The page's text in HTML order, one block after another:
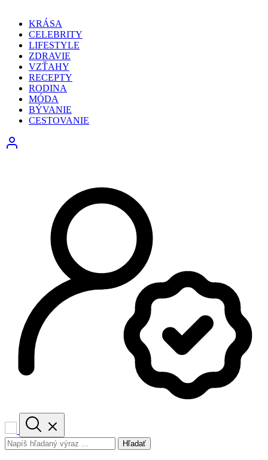
KRÁSA
CELEBRITY
LIFESTYLE
ZDRAVIE
VZŤAHY
RECEPTY
RODINA
MÓDA
BÝVANIE
CESTOVANIE
Hľadať